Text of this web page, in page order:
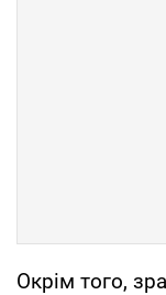
Окрім того,